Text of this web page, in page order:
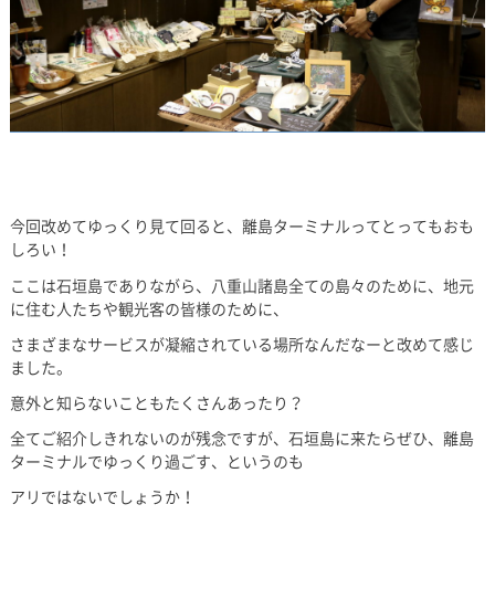
今回改めてゆっくり見て回ると、離島ターミナルってとってもおも
しろい！
ここは石垣島でありながら、八重山諸島全ての島々のために、地元
に住む人たちや観光客の皆様のために、
さまざまなサービスが凝縮されている場所なんだなーと改めて感じ
ました。
意外と知らないこともたくさんあったり？
全てご紹介しきれないのが残念ですが、石垣島に来たらぜひ、離島
ターミナルでゆっくり過ごす、というのも
アリではないでしょうか！